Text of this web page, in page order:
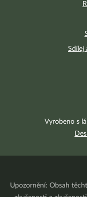
Sdílej
Vyrobeno s
Upozornění: Obsah